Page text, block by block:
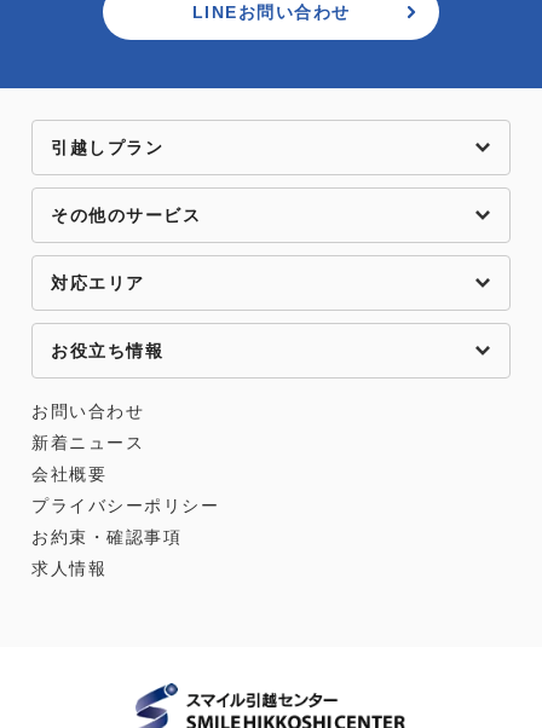
LINEお問い合わせ
引越しプラン
その他のサービス
対応エリア
お役立ち情報
お問い合わせ
新着ニュース
会社概要
プライバシーポリシー
お約束・確認事項
求人情報